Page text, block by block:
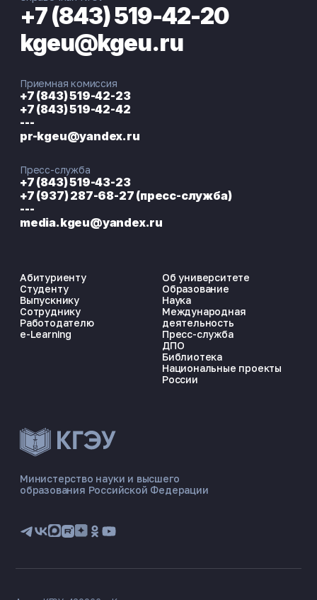
ЭНЕРГОКОД — ПОМОЩНИК КГЭУ
📋 Приёмная комиссия
🏠 Общежитие
Министерство науки и высшего
образования Российской Федерации
Абитуриенту
Студенту
Выпускнику
Сотруднику
Работодателю
e-Learning
Об университете
Образование
Наука
Международная
деятельность
Пресс-служба
ДПО
Библиотека
Национальные проекты
России
+7 (843) 519-42-20
kgeu@kgeu.ru
Приемная комиссия
+7 (843) 519-42-23
+7 (843) 519-42-42
---
pr-kgeu@yandex.ru
Пресс-служба
+7 (843) 519-43-23
+7 (937) 287-68-27 (пресс-служба)
---
media.kgeu@yandex.ru